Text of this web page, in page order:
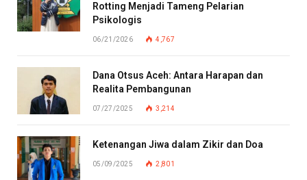
Rotting Menjadi Tameng Pelarian
Psikologis
06/21/2026 4,767
Dana Otsus Aceh: Antara Harapan dan
Realita Pembangunan
07/27/2025 3,214
Ketenangan Jiwa dalam Zikir dan Doa
05/09/2025 2,801